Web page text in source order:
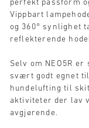
perfekt passform
Vippbart
og 360° synlighet
reflekterende
Selv om NEO5R
svært godt egnet
hundelufting til
aktiviteter der lav
avgjørende.